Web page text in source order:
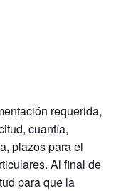
requerida,
cuantía,
plazos para el
Al final de
para que la